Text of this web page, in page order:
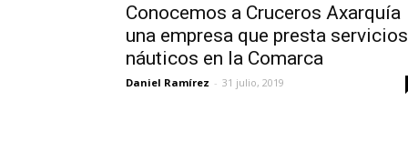
Conocemos a Cruceros Axarquía
una empresa que presta servicios
náuticos en la Comarca
Daniel Ramírez - 31 julio, 2019